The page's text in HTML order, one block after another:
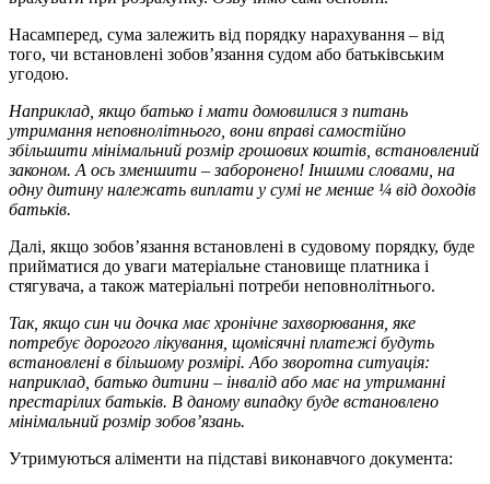
Насамперед, сума залежить від порядку нарахування – від
того, чи встановлені зобов’язання судом або батьківським
угодою.
Наприклад, якщо батько і мати домовилися з питань
утримання неповнолітнього, вони вправі самостійно
збільшити мінімальний розмір грошових коштів, встановлений
законом. А ось зменшити – заборонено! Іншими словами, на
одну дитину належать виплати у сумі не менше ¼ від доходів
батьків.
Далі, якщо зобов’язання встановлені в судовому порядку, буде
прийматися до уваги матеріальне становище платника і
стягувача, а також матеріальні потреби неповнолітнього.
Так, якщо син чи дочка має хронічне захворювання, яке
потребує дорогого лікування, щомісячні платежі будуть
встановлені в більшому розмірі. Або зворотна ситуація:
наприклад, батько дитини – інвалід або має на утриманні
престарілих батьків. В даному випадку буде встановлено
мінімальний розмір зобов’язань.
Утримуються аліменти на підставі виконавчого документа: